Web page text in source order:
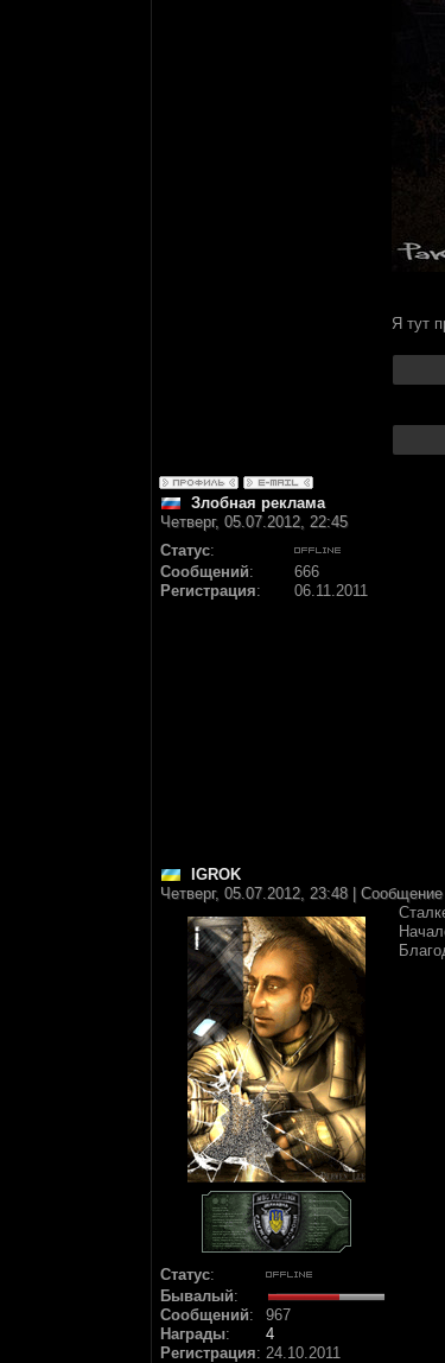
Я тут
Злобная реклама
Четверг, 05.07.2012, 22:45
Статус:
Сообщений:
666
Регистрация: 06.11.2011
IGROK
Четверг, 05.07.2012, 23:48 |
Статус:
Бывалый:
Сообщений:
967
Награды:
4
Регистрация: 24.10.2011